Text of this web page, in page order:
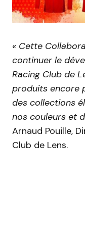
« Cette
continuer le
Racing Club de
produits encore
des collections
nos couleurs et
Arnaud Pouille,
Club de Lens.